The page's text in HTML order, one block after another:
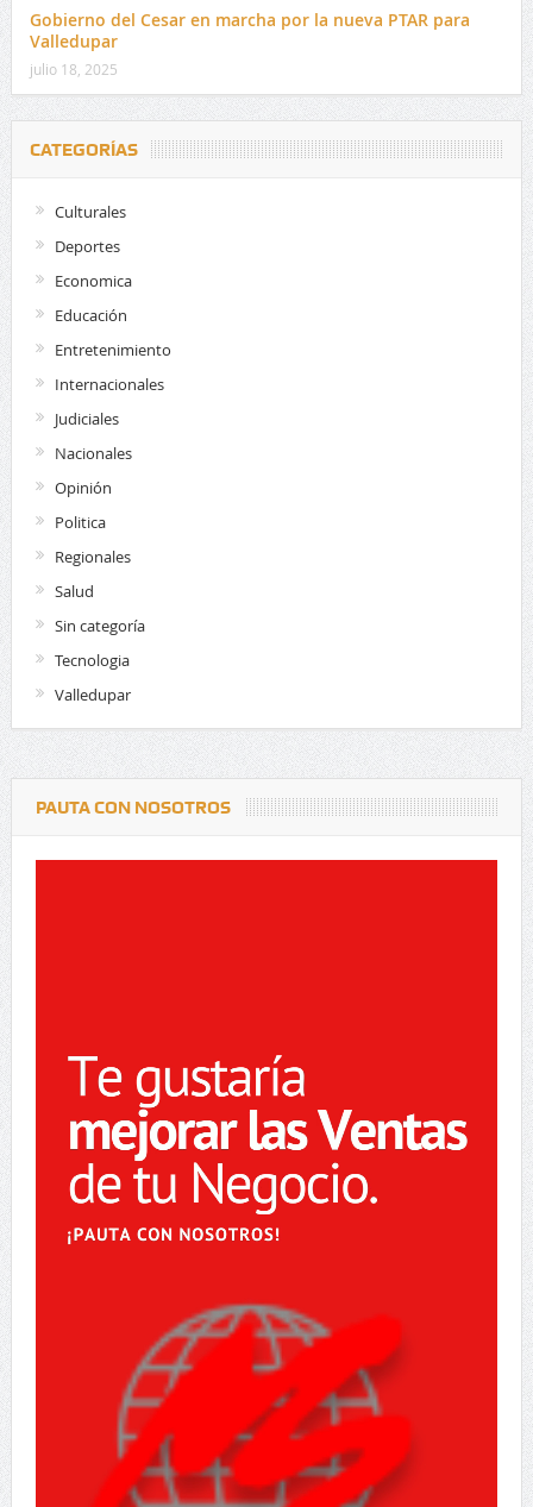
Gobierno del Cesar en marcha por la nueva PTAR para
Valledupar
julio 18, 2025
CATEGORÍAS
Culturales
Deportes
Economica
Educación
Entretenimiento
Internacionales
Judiciales
Nacionales
Opinión
Politica
Regionales
Salud
Sin categoría
Tecnologia
Valledupar
PAUTA CON NOSOTROS